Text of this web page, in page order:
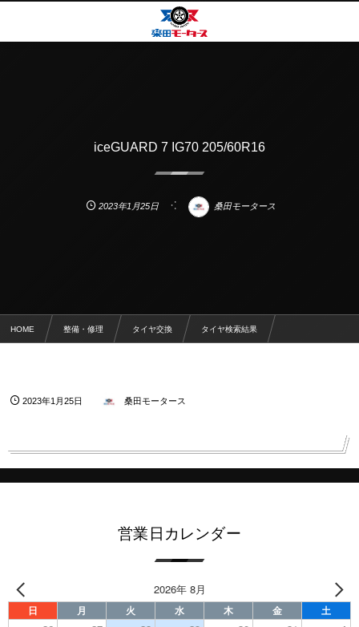
iceGUARD 7 IG70 205/60R16
2023年1月25日 桑田モータース
HOME 整備・修理 タイヤ交換 タイヤ検索結果
2023年1月25日 桑田モータース
営業日カレンダー
2026年 8月
日 月 火 水 木 金 土